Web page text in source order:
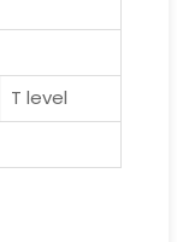
T level